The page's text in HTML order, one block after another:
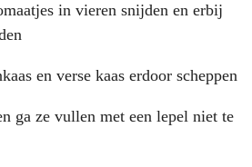
in vieren snijden en erbij
en verse kaas erdoor scheppen
ga ze vullen met een lepel niet te